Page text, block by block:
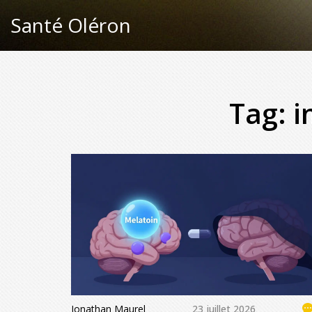
Santé Oléron
Tag:
Jonathan Maurel 23 juillet 2026